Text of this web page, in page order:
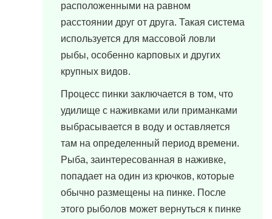
расположенными на равном
расстоянии друг от друга. Такая система
используется для массовой ловли
рыбы, особенно карповых и других
крупных видов.
Процесс пинки заключается в том, что
удилище с наживками или приманками
выбрасывается в воду и оставляется
там на определенный период времени.
Рыба, заинтересованная в наживке,
попадает на один из крючков, которые
обычно размещены на пинке. После
этого рыболов может вернуться к пинке